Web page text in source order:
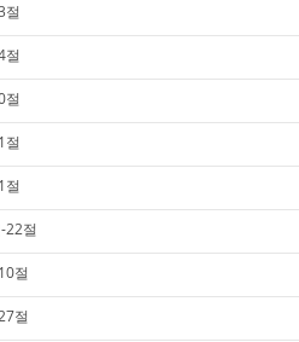
절
절
절
절
절
22절
절
절